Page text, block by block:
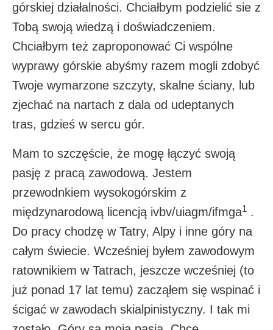
górskiej działalności. Chciałbym podzielić sie z
Tobą swoją wiedzą i doświadczeniem.
Chciałbym też zaproponować Ci wspólne
wyprawy górskie abyśmy razem mogli zdobyć
Twoje wymarzone szczyty, skalne ściany, lub
zjechać na nartach z dala od udeptanych
tras, gdzieś w sercu gór.
Mam to szczęście, że mogę łączyć swoją
pasję z pracą zawodową. Jestem
przewodnkiem wysokogórskim z
międzynarodową licencją ivbv/uiagm/ifmga1 .
Do pracy chodzę w Tatry, Alpy i inne góry na
całym świecie. Wcześniej byłem zawodowym
ratownikiem w Tatrach, jeszcze wcześniej (to
już ponad 17 lat temu) zacząłem się wspinać i
ścigać w zawodach skialpinistyczny. I tak mi